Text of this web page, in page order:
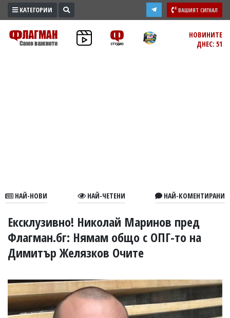
ПРОМО
ЗОНА
В
УКРАЙНА
СПОРТ
РАЗСЛЕДВАНЕ
БИЗНЕС
ЮГ
КАТЕГОРИИ ВАШИЯТ СИГНАЛ
НОВИНИТЕ
ДНЕС: 51
НАЙ-НОВИ НАЙ-ЧЕТЕНИ НАЙ-КОМЕНТИРАНИ
Ексклузивно! Николай Маринов пред
Флагман.бг: Нямам общо с ОПГ-то на
Димитър Желязков Очите